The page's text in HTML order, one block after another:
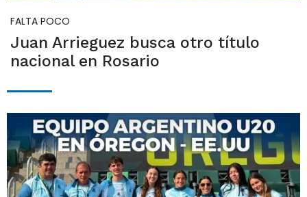
FALTA POCO
Juan Arrieguez busca otro título
nacional en Rosario